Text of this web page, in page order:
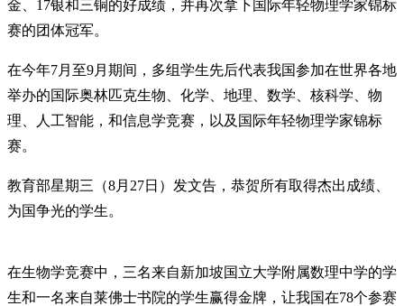
金、17银和三铜的好成绩，并再次拿下国际年轻物理学家锦标
赛的团体冠军。
在今年7月至9月期间，多组学生先后代表我国参加在世界各地
举办的国际奥林匹克生物、化学、地理、数学、核科学、物
理、人工智能，和信息学竞赛，以及国际年轻物理学家锦标
赛。
教育部星期三（8月27日）发文告，恭贺所有取得杰出成绩、
为国争光的学生。
在生物学竞赛中，三名来自新加坡国立大学附属数理中学的学
生和一名来自莱佛士书院的学生赢得金牌，让我国在78个参赛